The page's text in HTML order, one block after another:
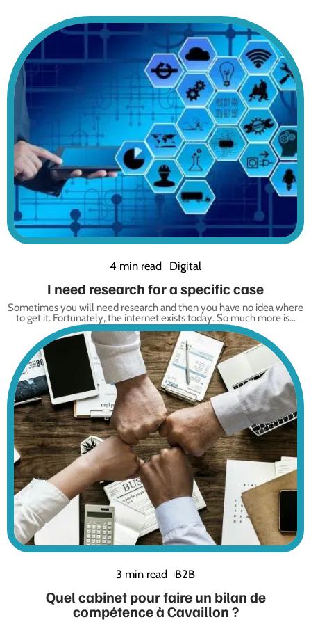
4 min read Digital
I need research for a specific case
Sometimes you will need research and then you have no idea where
to get it. Fortunately, the internet exists today. So much more is…
3 min read B2B
Quel cabinet pour faire un bilan de
compétence à Cavaillon ?